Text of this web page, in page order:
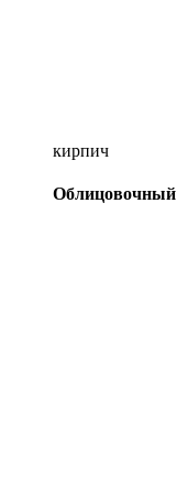
кирпич
Облицовочный